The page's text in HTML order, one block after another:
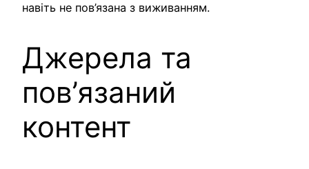
навіть не пов’язана з виживанням.
Джерела та
пов’язаний
контент